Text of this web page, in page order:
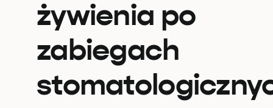
żywienia po
zabiegach